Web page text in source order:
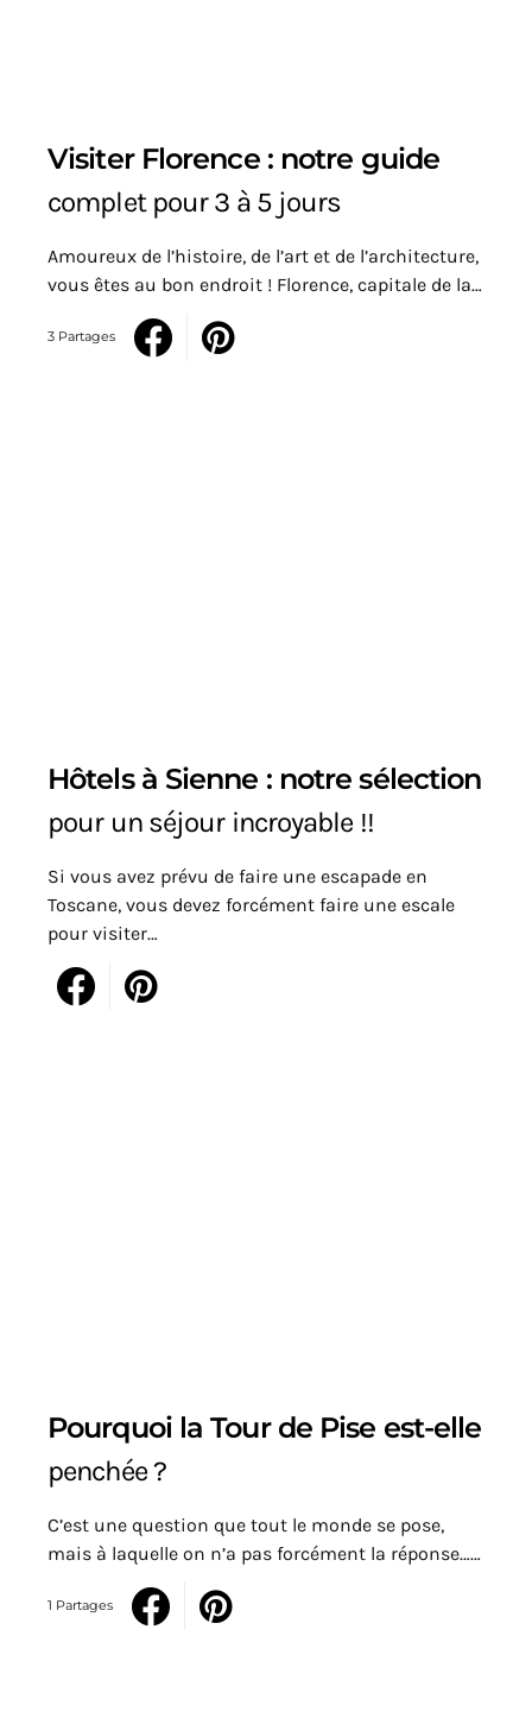
Visiter Florence : notre guide
complet pour 3 à 5 jours
Amoureux de l’histoire, de l’art et de l’architecture,
vous êtes au bon endroit ! Florence, capitale de la…
3 Partages
Hôtels à Sienne : notre sélection
pour un séjour incroyable !!
Si vous avez prévu de faire une escapade en
Toscane, vous devez forcément faire une escale
pour visiter…
Pourquoi la Tour de Pise est-elle
penchée ?
C’est une question que tout le monde se pose,
mais à laquelle on n’a pas forcément la réponse……
1 Partages